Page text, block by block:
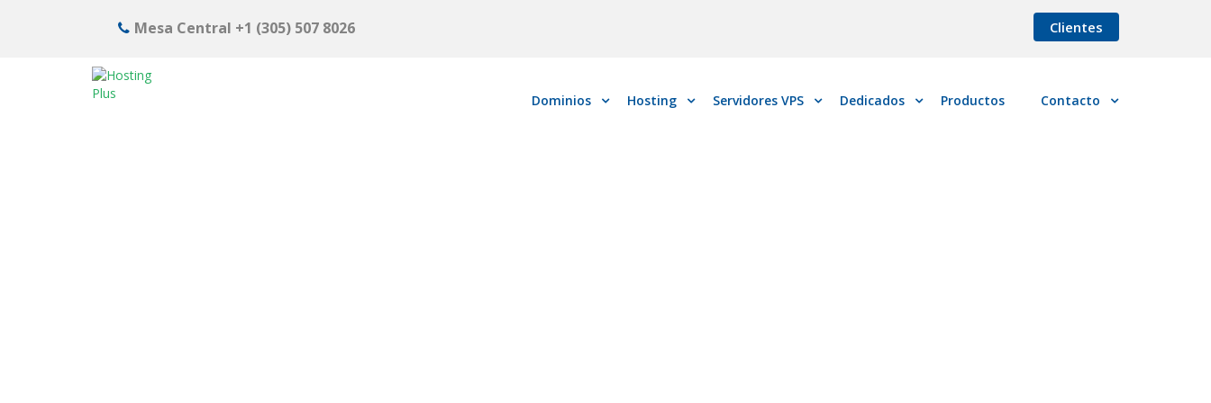
Mesa Central +1 (305) 507 8026 Clientes
Dominios Hosting Servidores VPS Dedicados Productos Contacto